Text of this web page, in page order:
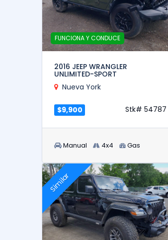
FUNCIONA Y CONDUCE
2016 JEEP WRANGLER
UNLIMITED-SPORT
Nueva York
$9,900 Stk# 54787
Manual 4x4 Gas
Similar